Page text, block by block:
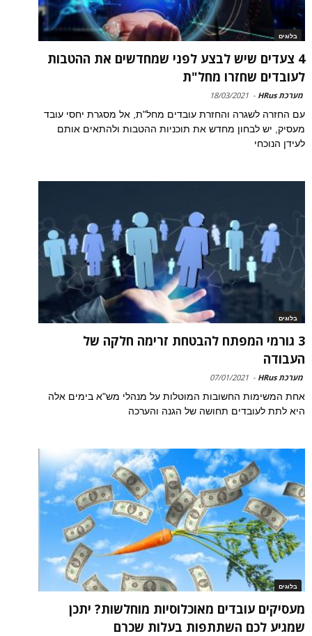
בלוגים
4 צעדים שיש לבצע לפני שמחדשים את ההטבות
לעובדים שחזרו מחל"ת
מערכת HRus -
18/03/2021
עם החזרה לשגרה והחזרת עובדים מחל"ת, אל מסגרת יחסי עובד
מעסיק, יש לבחון מחדש את תוכניות ההטבות ולהתאים אותם
לעידן הנוכחי
בלוגים
3 גורמי המפתח להבטחת זרימה חלקה של
העבודה
מערכת HRus -
07/01/2021
אחת המשימות החשובות המוטלות על מנהלי מש"א בימים אלה
היא לתת לעובדים תחושה של הגנה והערכה
בלוגים
מעסיקים עובדים מאוכלוסיות מוחלשות? יתכן
שמגיע לכם השתתפות בעלות שכרם